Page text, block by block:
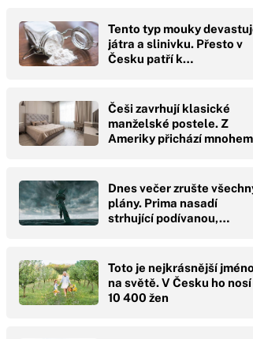
Tento typ mouky
játra a slinivku. Přesto v
Česku patří k…
Češi zavrhují klasické
manželské postele. Z
Ameriky přichází
Dnes večer zrušte
plány. Prima nasadí
strhující podívanou,…
Toto je nejkrásnější jméno
na světě. V Česku ho nosí
10 400 žen